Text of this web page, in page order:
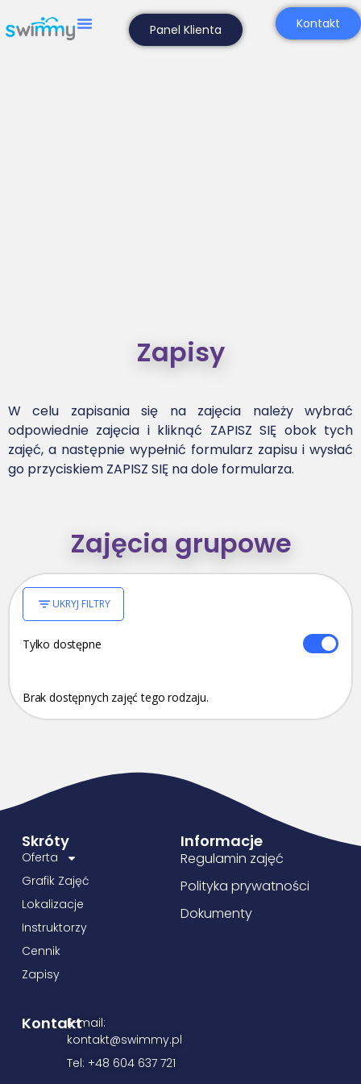
Panel Klienta Kontakt
Dorośli - zapisy
(Kawęczyńska)
Zapisy
W celu zapisania się na zajęcia należy wybrać
odpowiednie zajęcia i kliknąć ZAPISZ SIĘ obok tych
zajęć, a następnie wypełnić formularz zapisu i wysłać
go przyciskiem ZAPISZ SIĘ na dole formularza.
Zajęcia grupowe
UKRYJ FILTRY
Tylko dostępne
Brak dostępnych zajęć tego rodzaju.
Skróty
Oferta
Grafik Zajęć
Lokalizacje
Instruktorzy
Cennik
Zapisy
Informacje
Regulamin zajęć
Polityka prywatności
Dokumenty
KontaktE-mail:
kontakt@swimmy.pl
Tel: +48 604 637 721